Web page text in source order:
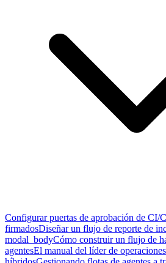
Configurar puertas de aprobación de CI/
firmadosDiseñar un flujo de reporte de
modal_bodyCómo construir un flujo de
agentesEl manual del líder de